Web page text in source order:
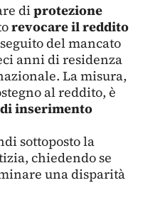
diprotezione
revocare il reddito
del mancato
anni di residenza
La misura,
al reddito, è
inserimento
sottoposto la
chiedendo se
una disparità